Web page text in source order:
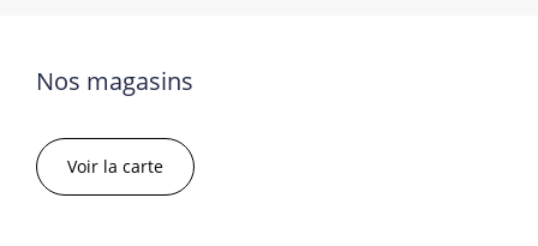
Nos magasins
Voir la carte